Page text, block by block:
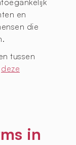
en
die
tussen
deze
in